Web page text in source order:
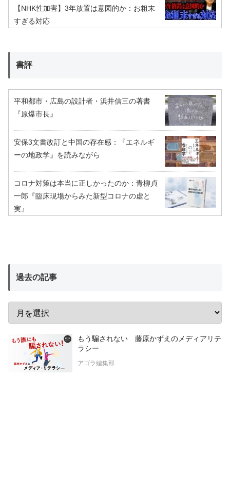
【NHK性加害】3年放置は意図的か：お粗末
すぎる対応
書評
平和都市・広島の設計者・浜井信三の著書
『原爆市長』
安保3文書改訂と中国の存在感：『エネルギ
ーの地政学』を読みながら
コロナ対策は本当に正しかったのか：青柳貞
一郎『臨床現場からみた新型コロナの虚と
実』
過去の記事
もう騙されない 藤原かずえのメディアリテ
ラシー
アゴラ編集部